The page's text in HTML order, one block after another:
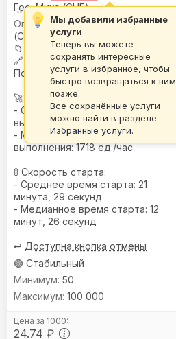
Гео:Микс (СНГ)
🌍География: Микс
(СНГ)
📁
: D-BASE
🔗
Поддержка рефералов:
Поддерживает
🚀 Скорость:
- Средняя скорость
выполнения: 4040 ед./час
- Медианная скорость
выполнения: 1718 ед./час
🚦 Скорость старта:
- Среднее время старта: 21
минута, 29 секунд
- Медианное время старта: 12
минут, 26 секунд
↩️ Доступна кнопка отмены
🟢 Стабильный
24.74 ₽
50
100 000
Мы добавили избранные
услуги
Теперь вы можете
сохранять интересные
услуги в избранное, чтобы
быстро возвращаться к ним
позже.
Все сохранённые услуги
можно найти в разделе
Избранные услуги.